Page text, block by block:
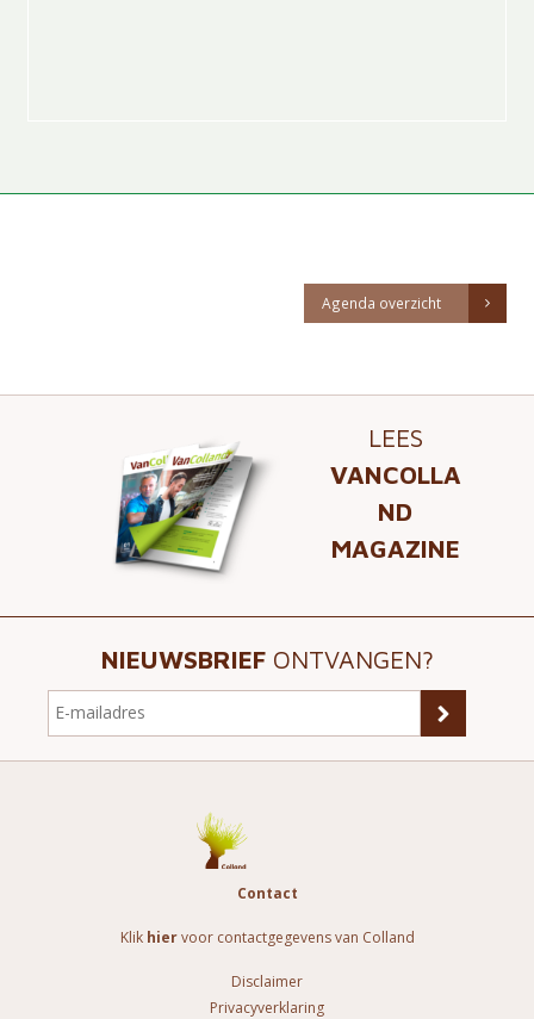
Agenda overzicht
LEES
VANCOLLA
ND
MAGAZINE
NIEUWSBRIEFONTVANGEN?
Contact
Klik hier voor contactgegevens van Colland
Disclaimer
Privacyverklaring